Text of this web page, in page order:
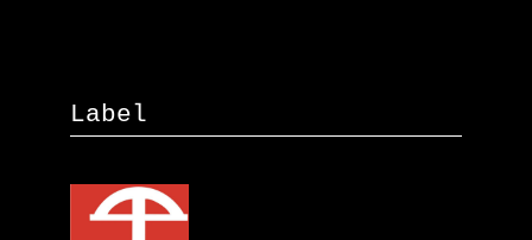
Label